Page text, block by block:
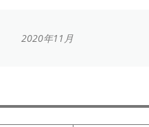
2020年11月